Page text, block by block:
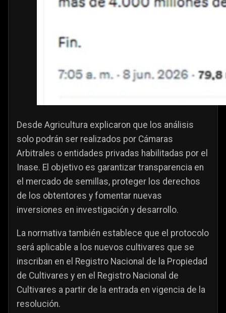
Desde Agricultura explicaron que los análisis
solo podrán ser realizados por Cámaras
Arbitrales o entidades privadas habilitadas por el
Inase. El objetivo es garantizar transparencia en
el mercado de semillas, proteger los derechos
de los obtentores y fomentar nuevas
inversiones en investigación y desarrollo.
La normativa también establece que el protocolo
será aplicable a los nuevos cultivares que se
inscriban en el Registro Nacional de la Propiedad
de Cultivares y en el Registro Nacional de
Cultivares a partir de la entrada en vigencia de la
resolución.